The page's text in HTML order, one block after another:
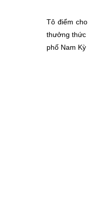
Tô điểm
thưởng thức
phố Nam